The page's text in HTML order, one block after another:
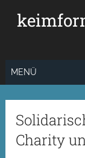
Inhalt
MENÜ
Charity